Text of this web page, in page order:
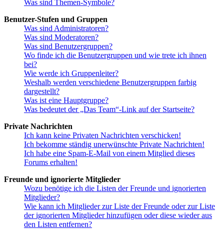
Was sind Themen-Symbole?
Benutzer-Stufen und Gruppen
Was sind Administratoren?
Was sind Moderatoren?
Was sind Benutzergruppen?
Wo finde ich die Benutzergruppen und wie trete ich ihnen
bei?
Wie werde ich Gruppenleiter?
Weshalb werden verschiedene Benutzergruppen farbig
dargestellt?
Was ist eine Hauptgruppe?
Was bedeutet der „Das Team“-Link auf der Startseite?
Private Nachrichten
Ich kann keine Privaten Nachrichten verschicken!
Ich bekomme ständig unerwünschte Private Nachrichten!
Ich habe eine Spam-E-Mail von einem Mitglied dieses
Forums erhalten!
Freunde und ignorierte Mitglieder
Wozu benötige ich die Listen der Freunde und ignorierten
Mitglieder?
Wie kann ich Mitglieder zur Liste der Freunde oder zur Liste
der ignorierten Mitglieder hinzufügen oder diese wieder aus
den Listen entfernen?